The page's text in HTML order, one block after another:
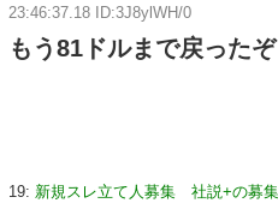
23:46:37.18 ID:3J8ylWH/0
もう81ドルまで戻ったぞ
19: 新規スレ立て人募集 社説+の募